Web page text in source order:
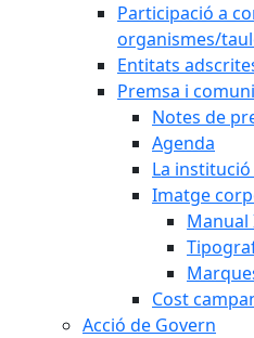
Participació a
organismes/
Entitats
Premsa i
Notes de
Agenda
La institució
Imatge
Cost
Acció de Govern